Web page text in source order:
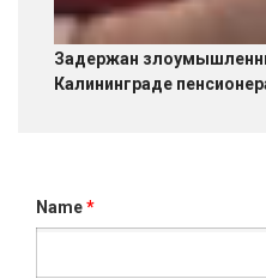
Задержан
Калининграде
Name*